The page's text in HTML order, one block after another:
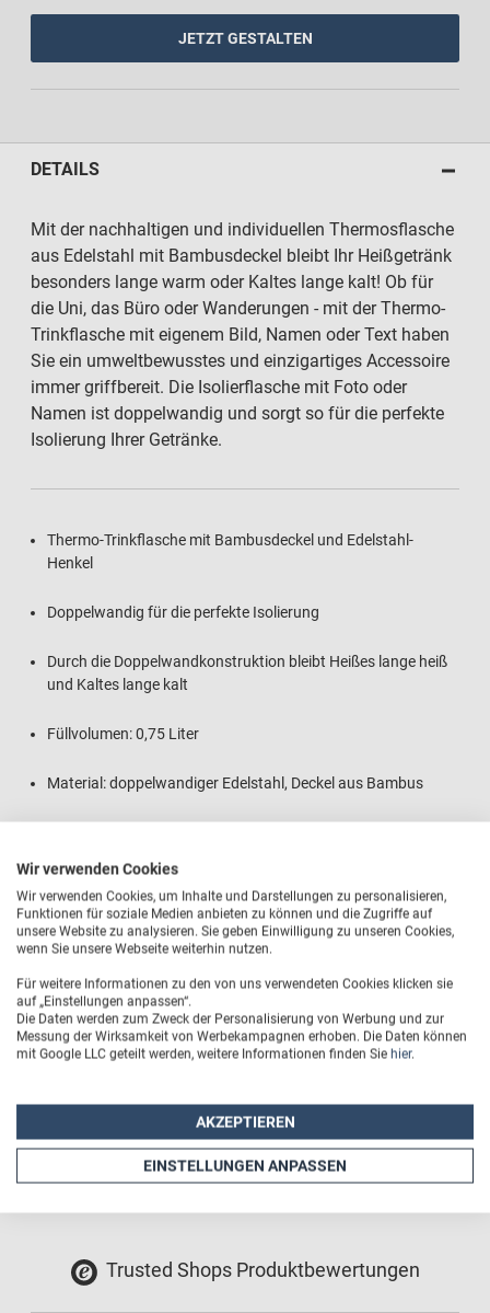
JETZT GESTALTEN
DETAILS
Mit der nachhaltigen und individuellen Thermosflasche
aus Edelstahl mit Bambusdeckel bleibt Ihr Heißgetränk
besonders lange warm oder Kaltes lange kalt! Ob für
die Uni, das Büro oder Wanderungen - mit der Thermo-
Trinkflasche mit eigenem Bild, Namen oder Text haben
Sie ein umweltbewusstes und einzigartiges Accessoire
immer griffbereit. Die Isolierflasche mit Foto oder
Namen ist doppelwandig und sorgt so für die perfekte
Isolierung Ihrer Getränke.
Thermo-Trinkflasche mit Bambusdeckel und Edelstahl-
Henkel
Doppelwandig für die perfekte Isolierung
Durch die Doppelwandkonstruktion bleibt Heißes lange heiß
und Kaltes lange kalt
Füllvolumen: 0,75 Liter
Material: doppelwandiger Edelstahl, Deckel aus Bambus
Druck
Höhe: 25,5 cm
Durchmesser: 7,8 cm
Gewicht: 385 g
Druckfläche: 200 mm x 176 mm
Trusted Shops Produktbewertungen
Wir verwenden Cookies
Wir verwenden Cookies, um Inhalte und Darstellungen zu personalisieren,
Funktionen für soziale Medien anbieten zu können und die Zugriffe auf
unsere Website zu analysieren. Sie geben Einwilligung zu unseren Cookies,
wenn Sie unsere Webseite weiterhin nutzen.
Für weitere Informationen zu den von uns verwendeten Cookies klicken sie
auf „Einstellungen anpassen“.
Die Daten werden zum Zweck der Personalisierung von Werbung und zur
Messung der Wirksamkeit von Werbekampagnen erhoben. Die Daten können
mit Google LLC geteilt werden, weitere Informationen finden Sie hier.
AKZEPTIEREN
EINSTELLUNGEN ANPASSEN